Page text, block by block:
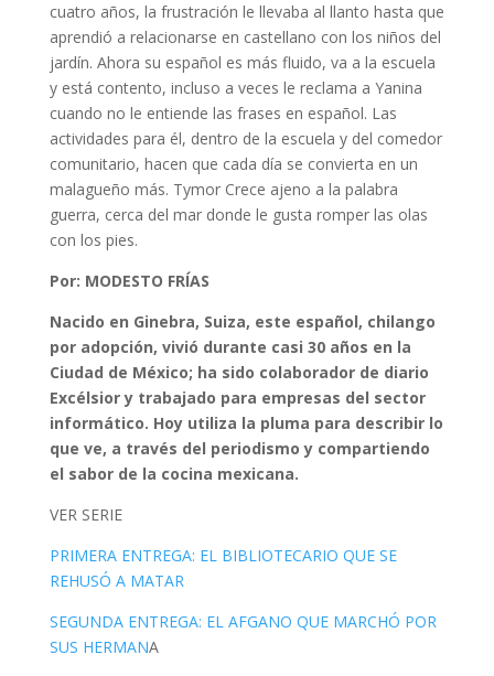
cuatro años, la frustración le llevaba al llanto hasta que
aprendió a relacionarse en castellano con los niños del
jardín. Ahora su español es más fluido, va a la escuela
y está contento, incluso a veces le reclama a Yanina
cuando no le entiende las frases en español. Las
actividades para él, dentro de la escuela y del comedor
comunitario, hacen que cada día se convierta en un
malagueño más. Tymor Crece ajeno a la palabra
guerra, cerca del mar donde le gusta romper las olas
con los pies.
Por: MODESTO FRÍAS
Nacido en Ginebra, Suiza, este español, chilango
por adopción, vivió durante casi 30 años en la
Ciudad de México; ha sido colaborador de diario
Excélsior y trabajado para empresas del sector
informático. Hoy utiliza la pluma para describir lo
que ve, a través del periodismo y compartiendo
el sabor de la cocina mexicana.
VER SERIE
PRIMERA ENTREGA: EL BIBLIOTECARIO QUE SE
REHUSÓ A MATAR
SEGUNDA ENTREGA: EL AFGANO QUE MARCHÓ POR
SUS HERMANA